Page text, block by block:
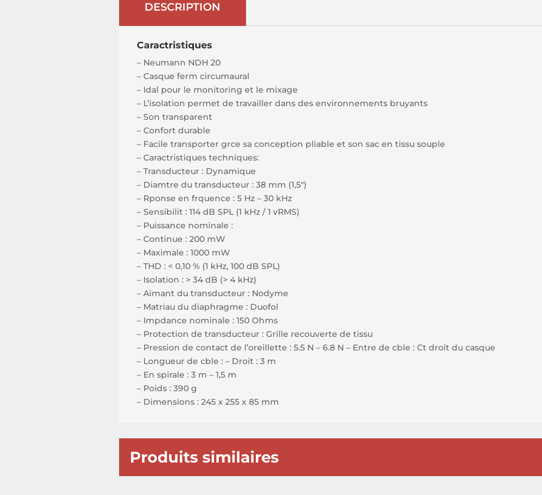
DESCRIPTION
Caractristiques
– Neumann NDH 20
– Casque ferm circumaural
– Idal pour le monitoring et le mixage
– L’isolation permet de travailler dans des environnements bruyants
– Son transparent
– Confort durable
– Facile transporter grce sa conception pliable et son sac en tissu souple
– Caractristiques techniques:
– Transducteur : Dynamique
– Diamtre du transducteur : 38 mm (1,5″)
– Rponse en frquence : 5 Hz – 30 kHz
– Sensibilit : 114 dB SPL (1 kHz / 1 vRMS)
– Puissance nominale :
– Continue : 200 mW
– Maximale : 1000 mW
– THD : < 0,10 % (1 kHz, 100 dB SPL)
– Isolation : > 34 dB (> 4 kHz)
– Aimant du transducteur : Nodyme
– Matriau du diaphragme : Duofol
– Impdance nominale : 150 Ohms
– Protection de transducteur : Grille recouverte de tissu
– Pression de contact de l’oreillette : 5.5 N – 6.8 N – Entre de cble : Ct droit du casque
– Longueur de cble : – Droit : 3 m
– En spirale : 3 m – 1,5 m
– Poids : 390 g
– Dimensions : 245 x 255 x 85 mm
Produits similaires